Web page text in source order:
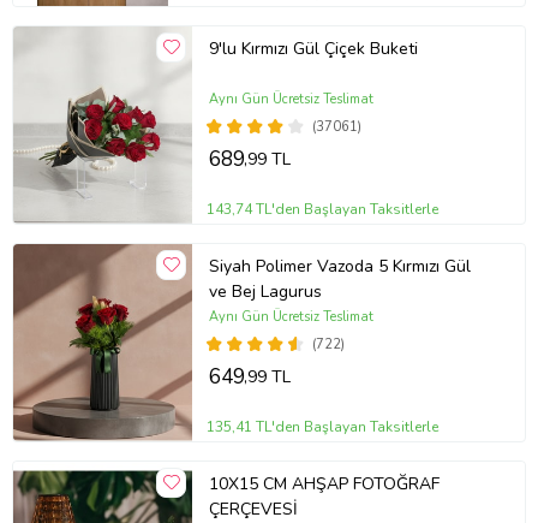
9'lu Kırmızı Gül Çiçek Buketi
(37061)
Aynı Gün Ücretsiz Teslimat
689,99 TL
143,74 TL'den Başlayan Taksitlerle
Siyah Polimer Vazoda 5 Kırmızı Gül
ve Bej Lagurus
(722)
Aynı Gün Ücretsiz Teslimat
649,99 TL
135,41 TL'den Başlayan Taksitlerle
10X15 CM AHŞAP FOTOĞRAF
ÇERÇEVESİ